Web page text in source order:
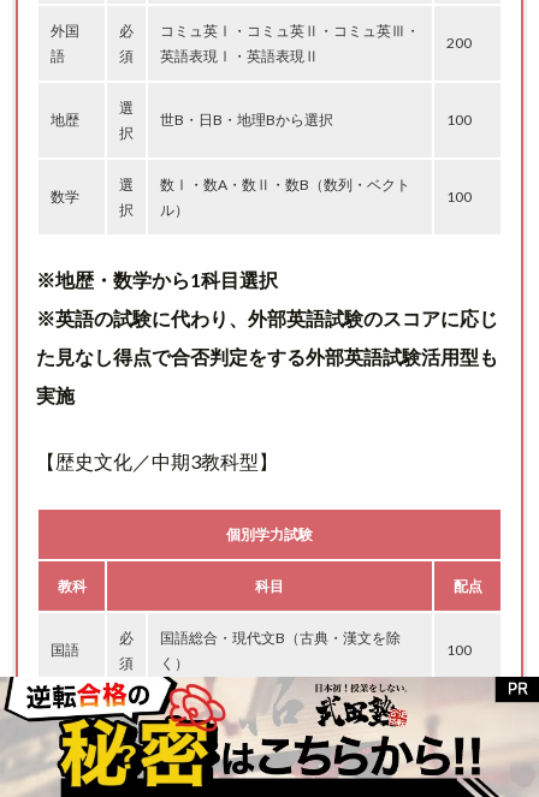
外国
語
必
須
コミュ英Ⅰ・コミュ英Ⅱ・コミュ英Ⅲ・
英語表現Ⅰ・英語表現Ⅱ
200
地歴
選
択
世B・日B・地理Bから選択 100
数学
選
択
数Ⅰ・数A・数Ⅱ・数B（数列・ベクト
ル）
100
※地歴・数学から1科目選択
※英語の試験に代わり、外部英語試験のスコアに応じ
た見なし得点で合否判定をする外部英語試験活用型も
実施
【歴史文化／中期3教科型】
個別学力試験
教科 科目 配点
国語
必
須
国語総合・現代文B（古典・漢文を除
く）
100
外国
語
必
須
コミュ英Ⅰ・コミュ英Ⅱ・コミュ英Ⅲ・
英語表現Ⅰ・英語表現Ⅱ